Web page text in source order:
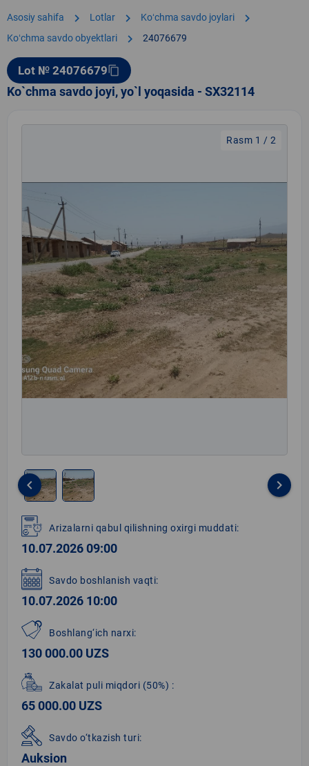
Asosiy sahifa chevron_right Lotlar chevron_right Koʻchma savdo joylari chevron_right
Koʻchma savdo obyektlari chevron_right 24076679
Lot № 24076679content_copy
Ko`chma savdo joyi, yo`l yoqasida - SX32114
Rasm 1 / 2
1
of
2
keyboard_arrow_left keyboard_arrow_right
Arizalarni qabul qilishning oxirgi muddati:
10.07.2026 09:00
Savdo boshlanish vaqti:
10.07.2026 10:00
Boshlang‘ich narxi:
130 000.00 UZS
Zakalat puli miqdori (50%) :
65 000.00 UZS
Savdo o‘tkazish turi:
Auksion